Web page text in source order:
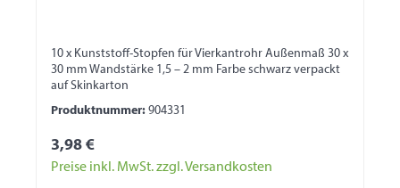
10 x Kunststoff-Stopfen für Vierkantrohr Außenmaß 30 x
30 mm Wandstärke 1,5 – 2 mm Farbe schwarz verpackt
auf Skinkarton
Produktnummer: 904331
3,98 €
Preise inkl. MwSt. zzgl. Versandkosten